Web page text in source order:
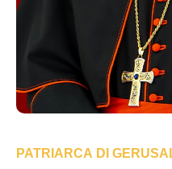
PATRIARCA DI